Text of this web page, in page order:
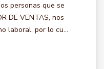
personas que se
DE VENTAS, nos
laboral, por lo cu...